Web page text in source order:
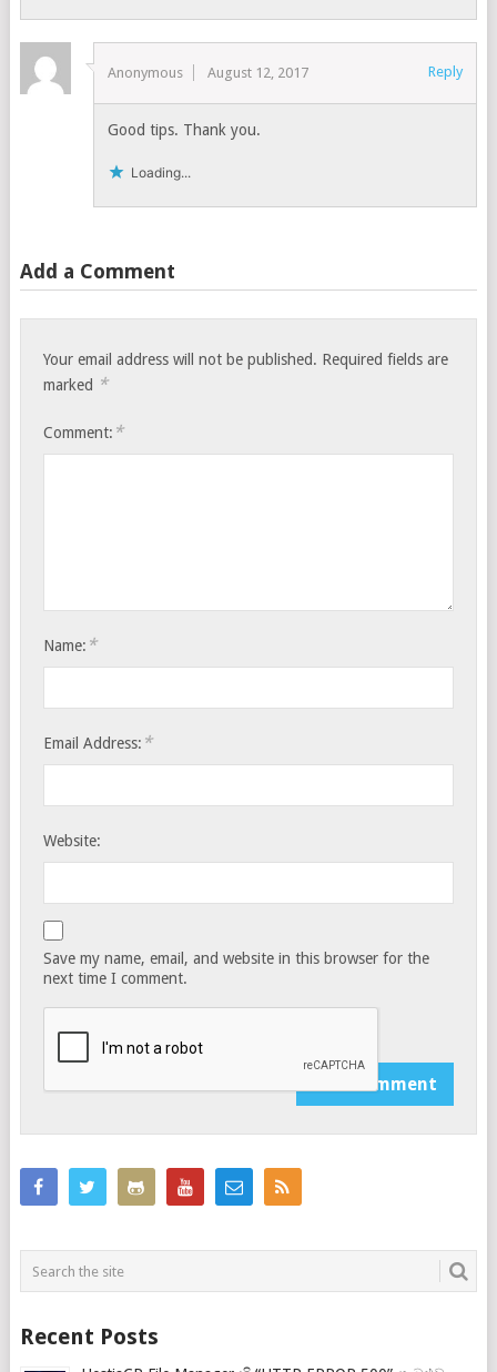
Anonymous August 12, 2017 Reply
Good tips. Thank you.
Loading...
Add a Comment
Your email address will not be published. Required fields are
marked *
Comment: *
Name: *
Email Address: *
Website:
Save my name, email, and website in this browser for the
next time I comment.
Recent Posts